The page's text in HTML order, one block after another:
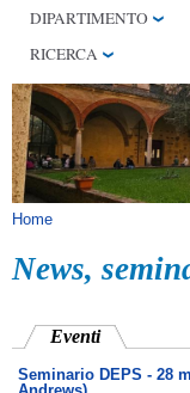
CENTRI DI RICERCA
BIBLIOTECHE
SERVIZI
SEM
DIPARTIMENTO
RICERCA
Tu sei qui
Home
News,
Eventi(scheda
Seminario DEPS - 28